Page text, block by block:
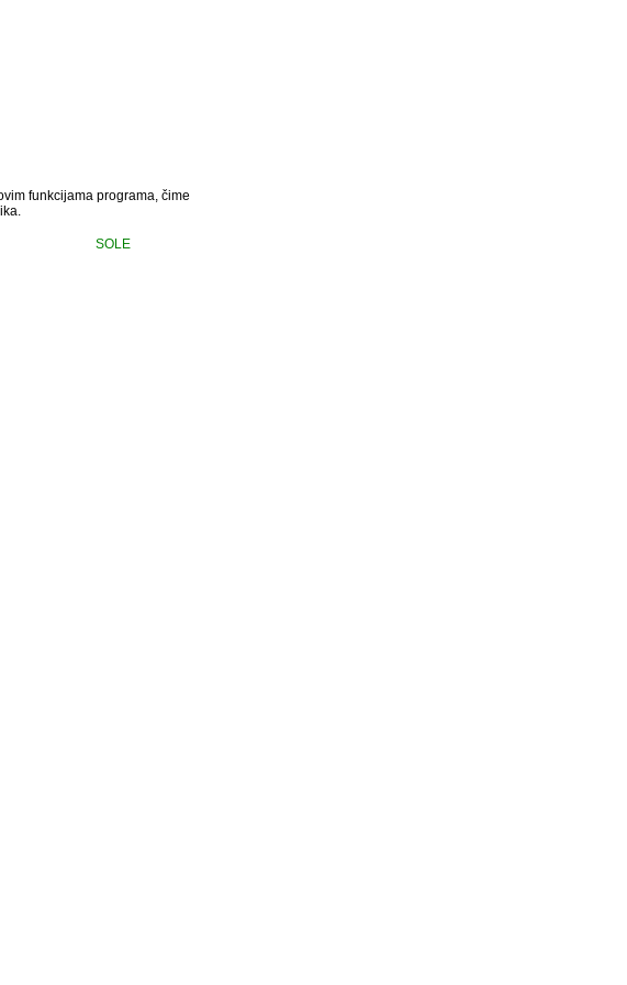
funkcijama programa, čime
SOLE